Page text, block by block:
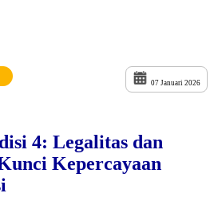
07 Januari 2026
4: Legalitas dan
Kepercayaan